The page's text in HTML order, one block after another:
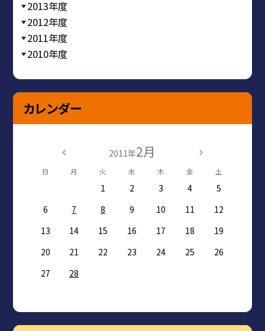
2013年度
2012年度
2011年度
2010年度
カレンダー
2011年2月
日 月 火 水 木 金 土
1 2 3 4
5
6
7 8 9 10 11
12
13
14 15 16 17 18
19
20
21 22 23 24 25
26
27
28